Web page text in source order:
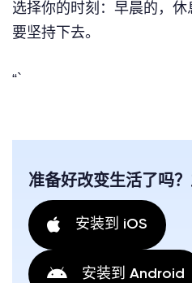
选择你的时刻：早晨的，
要坚持下去。
“`
准备好改变生活了吗
安装到 iOS
安装到 Android